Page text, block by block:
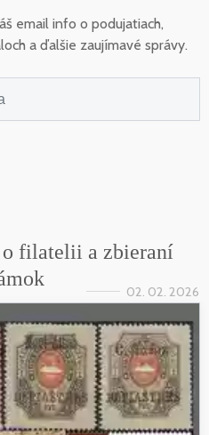
email info o podujatiach,
a ďalšie zaujímavé správy.
filatelii a zbieraní
02. 02. 2026